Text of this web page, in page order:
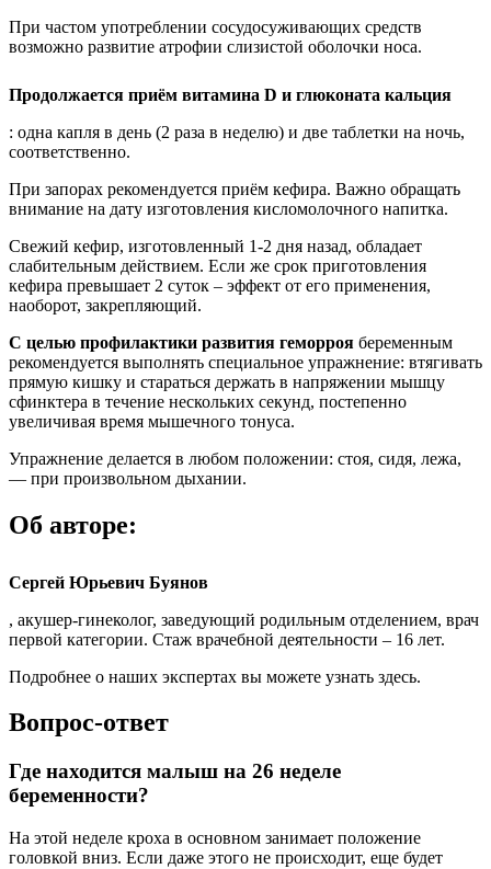
При частом употреблении сосудосуживающих средств
возможно развитие атрофии слизистой оболочки носа.
Продолжается приём витамина D и глюконата кальция
: одна капля в день (2 раза в неделю) и две таблетки на ночь,
соответственно.
При запорах рекомендуется приём кефира. Важно обращать
внимание на дату изготовления кисломолочного напитка.
Свежий кефир, изготовленный 1-2 дня назад, обладает
слабительным действием. Если же срок приготовления
кефира превышает 2 суток – эффект от его применения,
наоборот, закрепляющий.
С целью профилактики развития геморроя беременным
рекомендуется выполнять специальное упражнение: втягивать
прямую кишку и стараться держать в напряжении мышцу
сфинктера в течение нескольких секунд, постепенно
увеличивая время мышечного тонуса.
Упражнение делается в любом положении: стоя, сидя, лежа,
— при произвольном дыхании.
Об авторе:
Сергей Юрьевич Буянов
, акушер-гинеколог, заведующий родильным отделением, врач
первой категории. Стаж врачебной деятельности – 16 лет.
Подробнее о наших экспертах вы можете узнать здесь.
Вопрос-ответ
Где находится малыш на 26 неделе
беременности?
На этой неделе кроха в основном занимает положение
головкой вниз. Если даже этого не происходит, еще будет